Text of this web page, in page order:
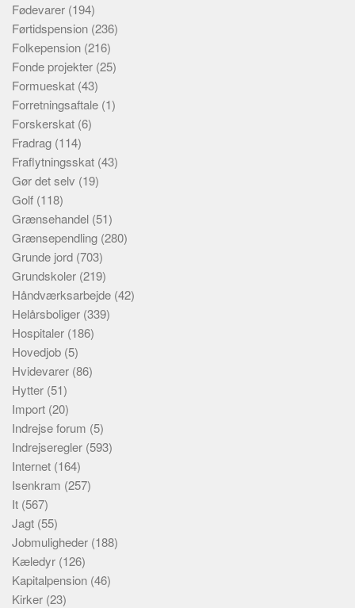
Fødevarer (194)
Førtidspension (236)
Folkepension (216)
Fonde projekter (25)
Formueskat (43)
Forretningsaftale (1)
Forskerskat (6)
Fradrag (114)
Fraflytningsskat (43)
Gør det selv (19)
Golf (118)
Grænsehandel (51)
Grænsependling (280)
Grunde jord (703)
Grundskoler (219)
Håndværksarbejde (42)
Helårsboliger (339)
Hospitaler (186)
Hovedjob (5)
Hvidevarer (86)
Hytter (51)
Import (20)
Indrejse forum (5)
Indrejseregler (593)
Internet (164)
Isenkram (257)
It (567)
Jagt (55)
Jobmuligheder (188)
Kæledyr (126)
Kapitalpension (46)
Kirker (23)